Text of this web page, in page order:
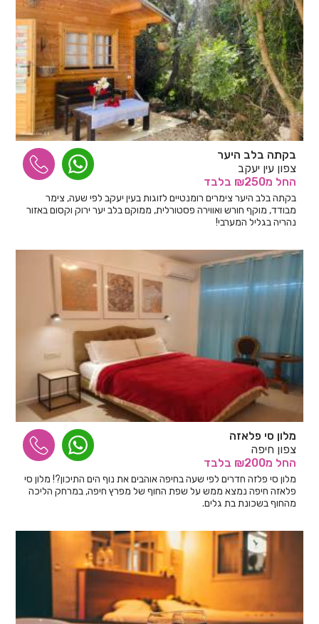
בקתה בלב היער
צפון עין יעקב
החל מ₪250 בלבד
בקתה בלב היער צימרים רומנטיים לזוגות בעין יעקב לפי שעה, צימר
מבודד, מוקף חורש ואווירה פסטורלית, ממוקם בלב יער ירוק וקסום באזור
נהריה בגליל המערבי!
מלון סי פלאזה
צפון חיפה
החל מ₪200 בלבד
מלון סי פלזה חדרים לפי שעה בחיפה אוהבים את נוף הים התיכון?! מלון סי
פלאזה חיפה נמצא ממש על שפת החוף של מפרץ חיפה, במרחק הליכה
מהחוף בשכונת בת גלים.